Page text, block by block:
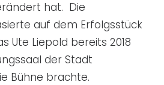
hat. Die
auf dem Erfolgsstück
Ute Liepold bereits 2018
der Stadt
Bühne brachte.